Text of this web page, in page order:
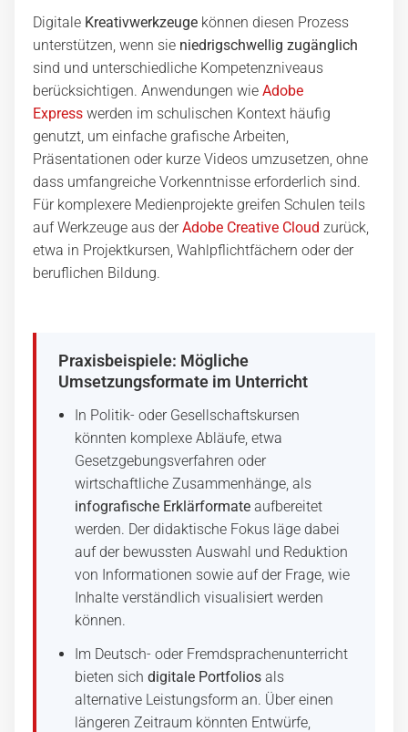
Digitale Kreativwerkzeuge können diesen Prozess
unterstützen, wenn sie niedrigschwellig zugänglich
sind und unterschiedliche Kompetenzniveaus
berücksichtigen. Anwendungen wie Adobe
Express werden im schulischen Kontext häufig
genutzt, um einfache grafische Arbeiten,
Präsentationen oder kurze Videos umzusetzen, ohne
dass umfangreiche Vorkenntnisse erforderlich sind.
Für komplexere Medienprojekte greifen Schulen teils
auf Werkzeuge aus derAdobe Creative Cloud zurück,
etwa in Projektkursen, Wahlpflichtfächern oder der
beruflichen Bildung.
Praxisbeispiele: Mögliche
Umsetzungsformate im Unterricht
In Politik- oder Gesellschaftskursen
könnten komplexe Abläufe, etwa
Gesetzgebungsverfahren oder
wirtschaftliche Zusammenhänge, als
infografische Erklärformate aufbereitet
werden. Der didaktische Fokus läge dabei
auf der bewussten Auswahl und Reduktion
von Informationen sowie auf der Frage, wie
Inhalte verständlich visualisiert werden
können.
Im Deutsch- oder Fremdsprachenunterricht
bieten sich digitale Portfolios als
alternative Leistungsform an. Über einen
längeren Zeitraum könnten Entwürfe,